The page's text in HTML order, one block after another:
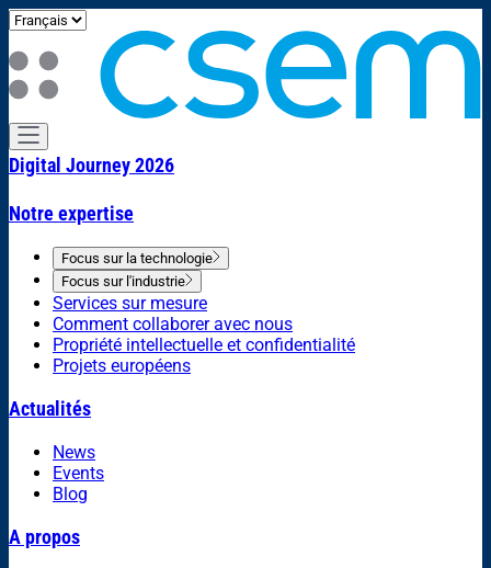
Digital Journey 2026
Notre expertise
Focus sur la technologie
Focus sur l'industrie
Services sur mesure
Comment collaborer avec nous
Propriété intellectuelle et confidentialité
Projets européens
Actualités
News
Events
Blog
A propos